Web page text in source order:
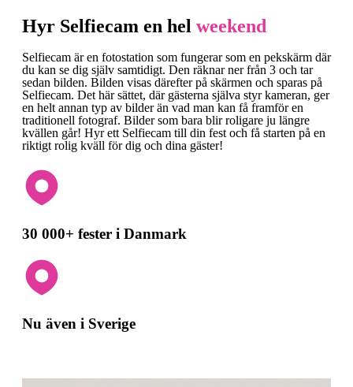
Hyr Selfiecam en hel weekend
Selfiecam är en fotostation som fungerar som en pekskärm där
du kan se dig själv samtidigt. Den räknar ner från 3 och tar
sedan bilden. Bilden visas därefter på skärmen och sparas på
Selfiecam. Det här sättet, där gästerna själva styr kameran, ger
en helt annan typ av bilder än vad man kan få framför en
traditionell fotograf. Bilder som bara blir roligare ju längre
kvällen går! Hyr ett Selfiecam till din fest och få starten på en
riktigt rolig kväll för dig och dina gäster!
30 000+ fester i Danmark
Nu även i Sverige